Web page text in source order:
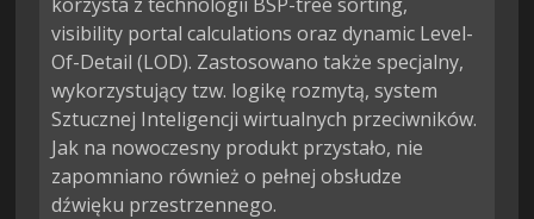
visibility portal calculations oraz dynamic Level-
Of-Detail (LOD). Zastosowano także specjalny,
wykorzystujący tzw. logikę rozmytą, system
Sztucznej Inteligencji wirtualnych przeciwników.
Jak na nowoczesny produkt przystało, nie
zapomniano również o pełnej obsłudze
dźwięku przestrzennego.